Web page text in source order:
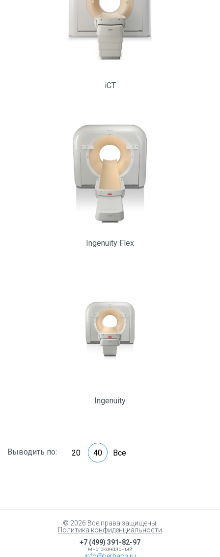
iCT
Ingenuity Flex
Ingenuity
Выводить по: 20 40 Все
© 2026 Все права защищены.
Политика конфиденциальности
+7 (499) 391-82-97
многоканальный